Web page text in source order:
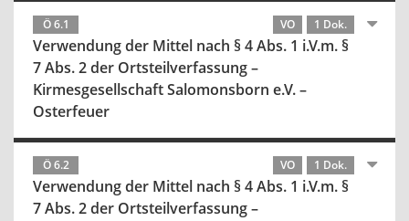
Ö 6.1 VO 1 Dok.
Verwendung der Mittel nach § 4 Abs. 1 i.V.m. §
7 Abs. 2 der Ortsteilverfassung –
Kirmesgesellschaft Salomonsborn e.V. –
Osterfeuer
Ö 6.2 VO 1 Dok.
Verwendung der Mittel nach § 4 Abs. 1 i.V.m. §
7 Abs. 2 der Ortsteilverfassung –